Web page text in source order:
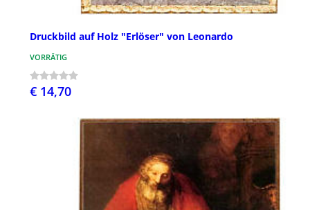
Druckbild auf Holz "Erlöser" von Leonardo
VORRÄTIG
€ 14,70